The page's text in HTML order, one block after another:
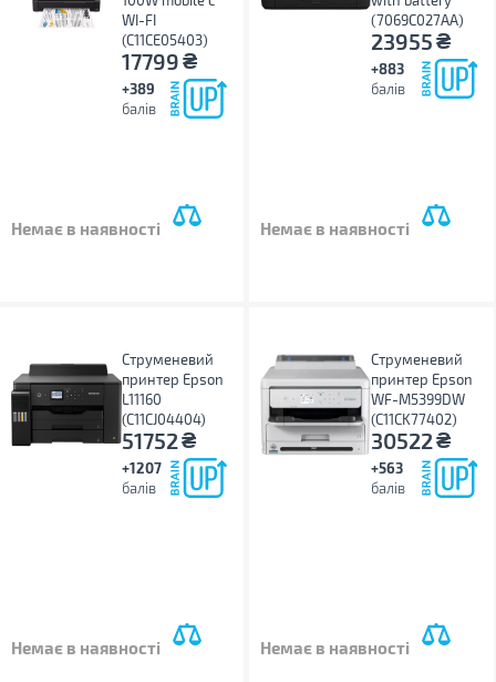
WI-FI
(C11CE05403)
17799₴
+389
балів
Немає в наявності
(7069C027AA)
23955₴
+883
балів
Немає в наявності
Струменевий
принтер Epson
L11160
(C11CJ04404)
51752₴
+1207
балів
Немає в наявності
Струменевий
принтер Epson
WF-M5399DW
(C11CK77402)
30522₴
+563
балів
Немає в наявності